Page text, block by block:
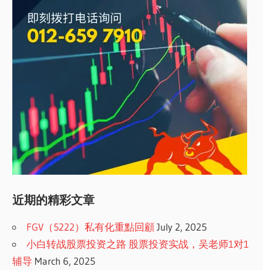
近期的精彩文章
FGV（5222）私有化重點回顧 July 2, 2025
小白转战股票投资之路 股票投资实战，吴老师1对1
辅导 March 6, 2025